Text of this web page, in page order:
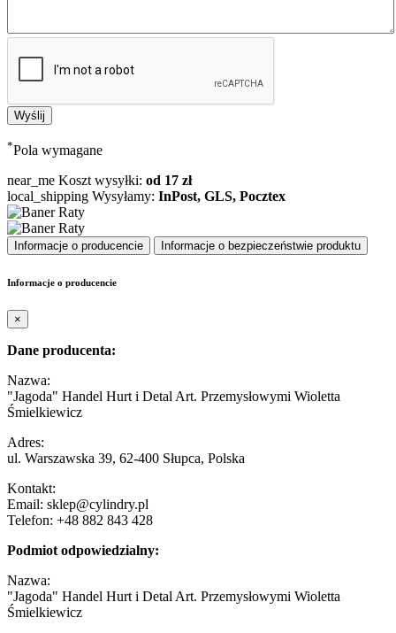
*Pola wymagane
near_me Koszt wysyłki: od 17 zł
local_shipping Wysyłamy: InPost, GLS, Pocztex
Informacje o producencie Informacje o bezpieczeństwie produktu
Informacje o producencie
×
Dane producenta:
Nazwa:
"Jagoda" Handel Hurt i Detal Art. Przemysłowymi Wioletta
Śmielkiewicz
Adres:
ul. Warszawska 39, 62-400 Słupca, Polska
Kontakt:
Email: sklep@cylindry.pl
Telefon: +48 882 843 428
Podmiot odpowiedzialny:
Nazwa:
"Jagoda" Handel Hurt i Detal Art. Przemysłowymi Wioletta
Śmielkiewicz